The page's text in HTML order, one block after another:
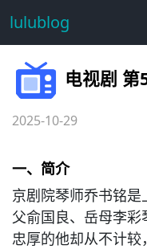
lulublog
电视剧 第
2025-10-29
一、简介
京剧院琴师乔书铭
父俞国良、岳母李
忠厚的他却从不计